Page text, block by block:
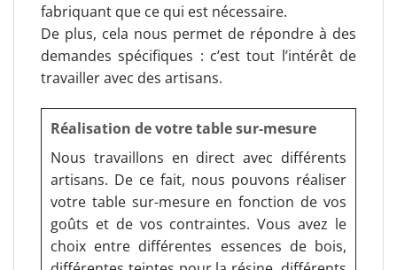
fabriquant que ce qui est nécessaire.
De plus, cela nous permet de répondre à des
demandes spécifiques : c’est tout l’intérêt de
travailler avec des artisans.
Réalisation de votre table sur-mesure
Nous travaillons en direct avec différents
artisans. De ce fait, nous pouvons réaliser
votre table sur-mesure en fonction de vos
goûts et de vos contraintes. Vous avez le
choix entre différentes essences de bois,